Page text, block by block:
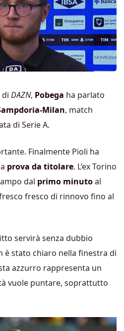
DAZN, Pobega ha parlato
Milan, match
di Serie A.
Finalmente Pioli ha
prova da titolare. L’ex Torino
dal primo minutoal
fresco di rinnovo fino al
servirà senza dubbio
è stato chiaro nella finestra di
azzurro rappresenta un
vuole puntare, soprattutto